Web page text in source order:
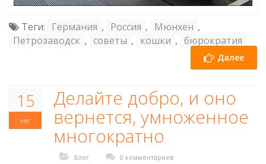
Теги: Германия , Россия , Мюнхен ,
Петрозаводск , советы , кошки , бюрократия
Далее
15
авг
Делайте добро, и оно
вернется, умноженное
многократно
Блог 0 комментариев